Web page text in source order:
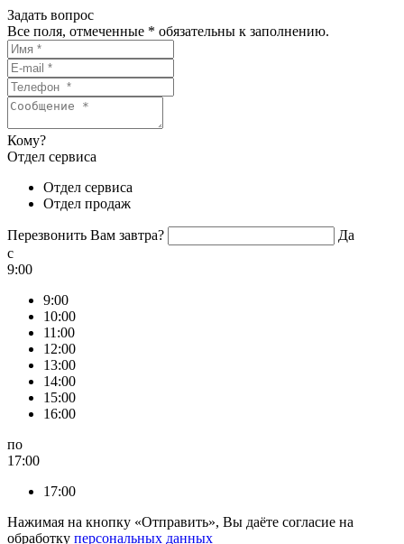
Задать вопрос
Все поля, отмеченные * обязательны к заполнению.
Кому?
Отдел сервиса
Отдел сервиса
Отдел продаж
Перезвонить Вам завтра?
Да
c
9:00
9:00
10:00
11:00
12:00
13:00
14:00
15:00
16:00
по
17:00
17:00
Нажимая на кнопку «Отправить», Вы даёте согласие на
обработку персональных данных